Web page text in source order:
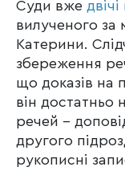
Суди вже
вилученого за
Катерини.
збереження
що доказів на
він достатньо
речей –
другого
рукописні